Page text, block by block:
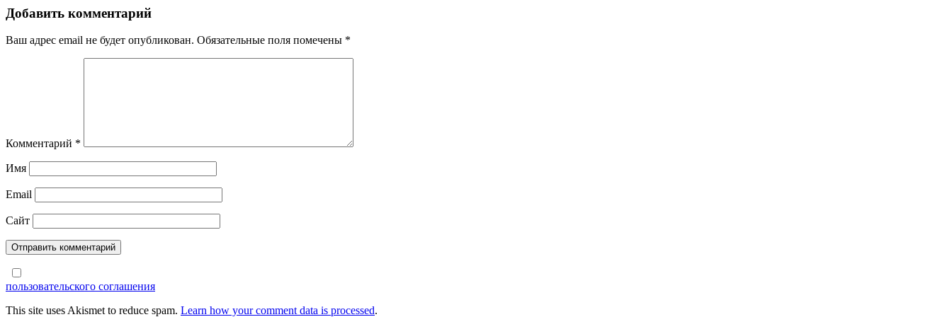
по
записям
Добавить комментарий
Ваш адрес email не будет опубликован. Обязательные поля помечены *
Комментарий *
Имя
Email
Сайт
пользовательского соглашения
This site uses Akismet to reduce spam. Learn how your comment data is processed.